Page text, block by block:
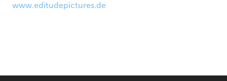
www.editudepictures.de